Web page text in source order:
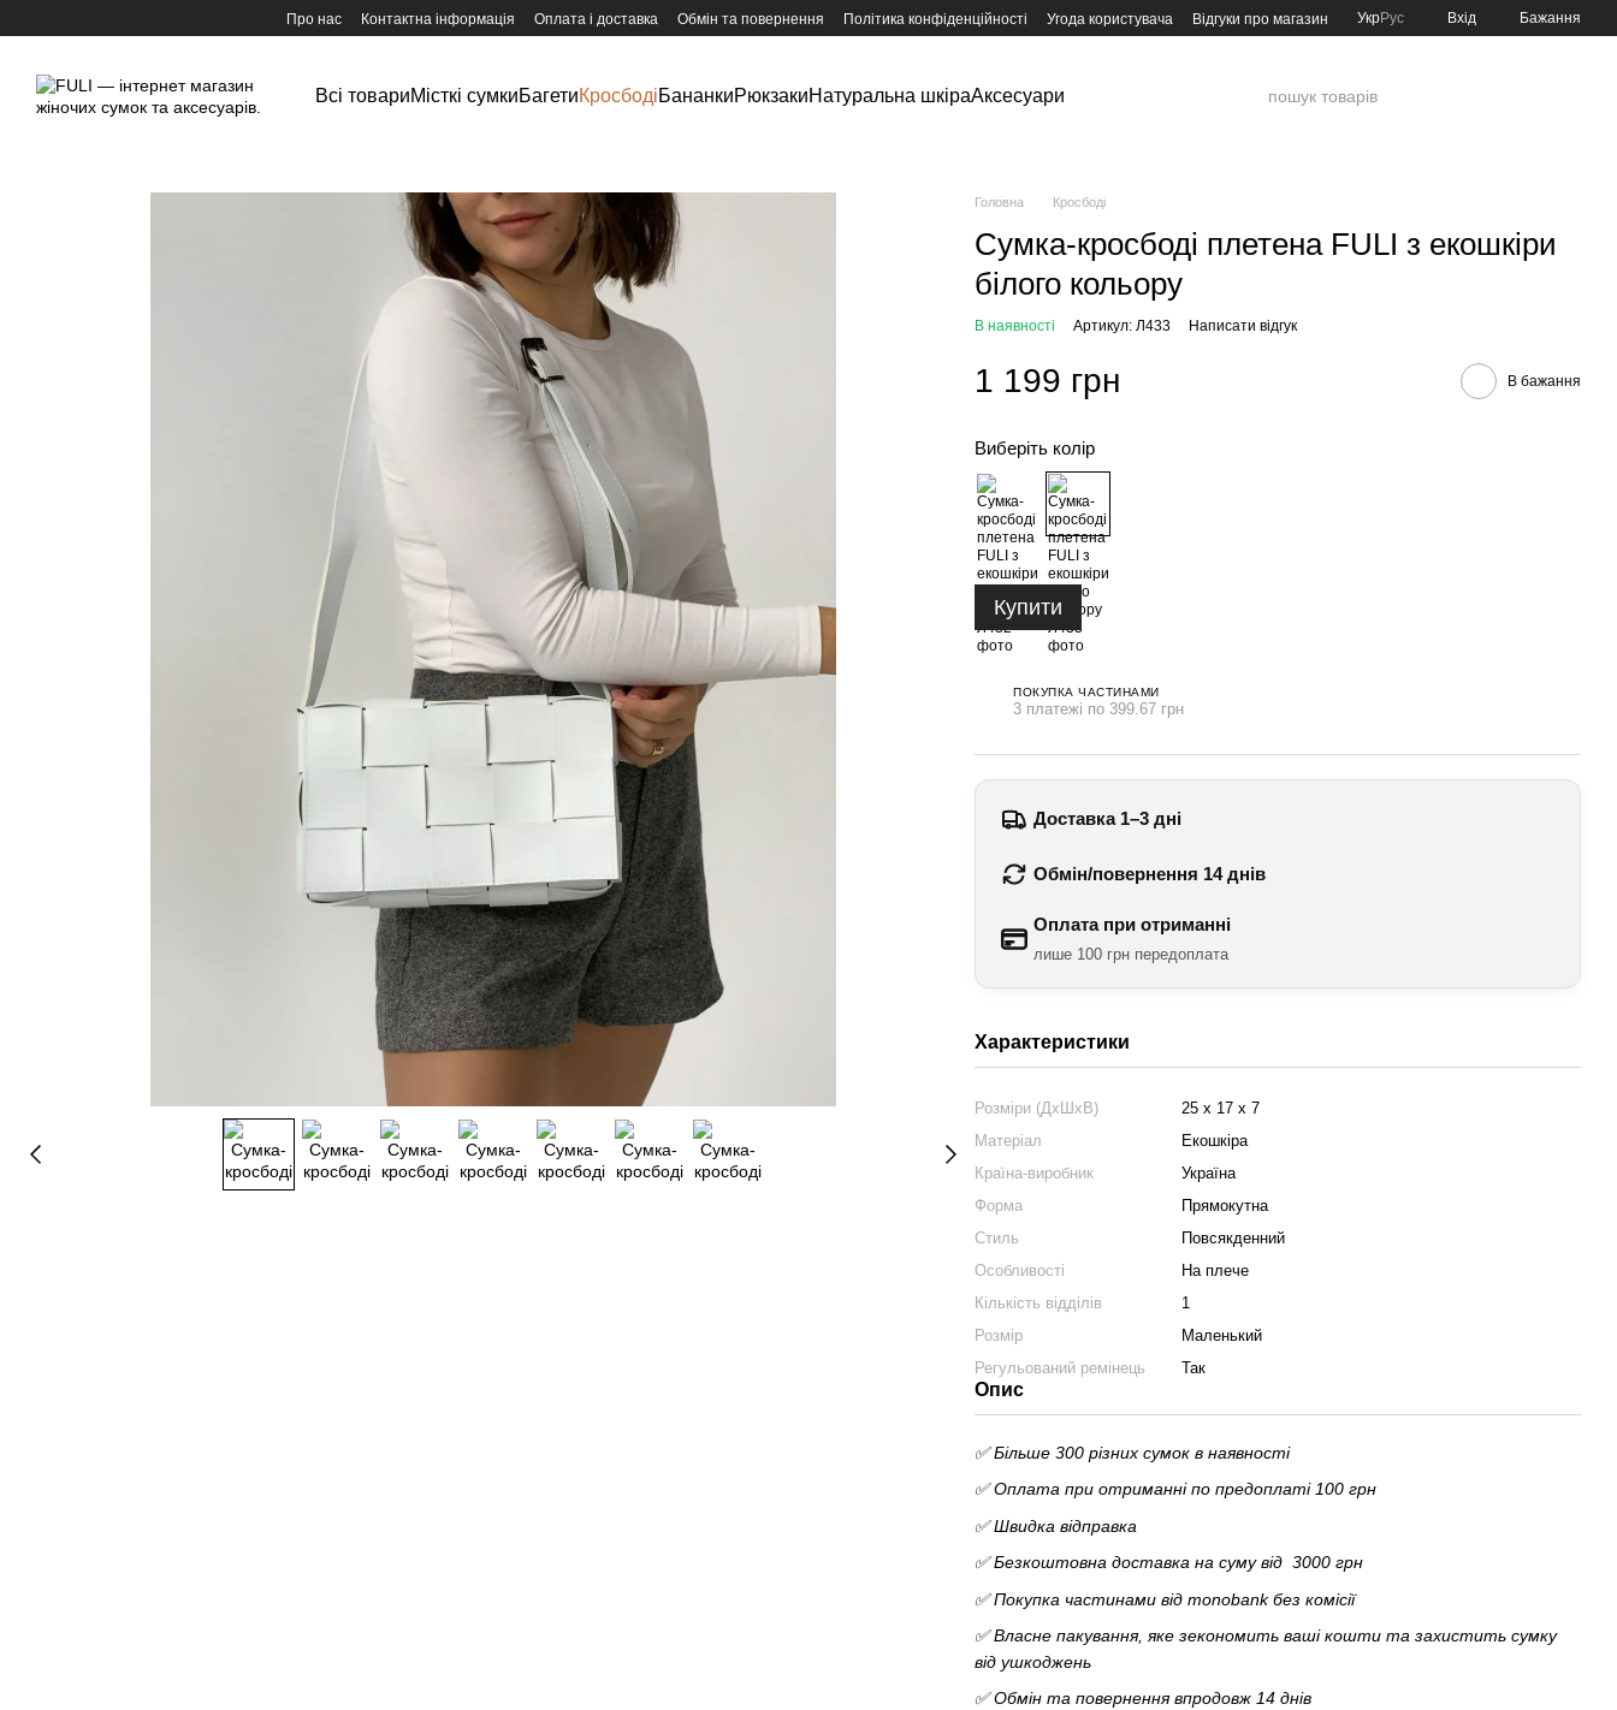
Про нас Контактна інформація Оплата і доставка Обмін та повернення Політика конфіденційності Угода користувача Відгуки про магазин УкрРус Вхід Бажання
Всі товариМісткі сумкиБагетиКросбодіБананкиРюкзакиНатуральна шкіраАксесуари
Головна Кросбоді
Сумка-кросбоді плетена FULI з екошкіри
білого кольору
В наявності Артикул: Л433 Написати відгук
1 199 грн В бажання
Виберіть колір
Купити
ПОКУПКА ЧАСТИНАМИ
3 платежі по 399.67 грн
Доставка 1–3 дні
Обмін/повернення 14 днів
Оплата при отриманні
лише 100 грн передоплата
Характеристики
Розміри (ДхШхВ)
25 х 17 х 7
Матеріал
Екошкіра
Країна-виробник
Україна
Форма
Прямокутна
Стиль
Повсякденний
Особливості
На плече
Кількість відділів
1
Розмір
Маленький
Регульований ремінець
Так
Опис
✅ Більше 300 різних сумок в наявності
✅ Оплата при отриманні по предоплаті 100 грн
✅ Швидка відправка
✅ Безкоштовна доставка на суму від 3000 грн
✅ Покупка частинами від monobank без комісії
✅ Власне пакування, яке зекономить ваші кошти та захистить сумку
від ушкоджень
✅ Обмін та повернення впродовж 14 днів